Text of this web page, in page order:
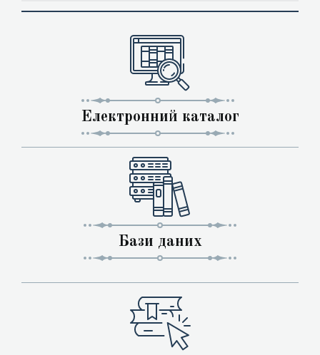
Електронний каталог
Бази даних